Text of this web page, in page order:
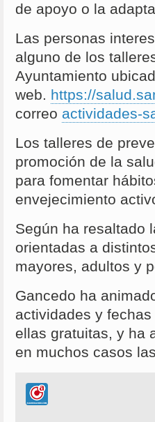
de apoyo o la
Las personas
alguno de los
Ayuntamiento
web. https://
correo actividades-
Los talleres de
promoción de la
para fomentar
envejecimiento
Según ha resaltado
orientadas a
mayores, adultos y
Gancedo ha
actividades y
ellas gratuitas, y ha
en muchos casos